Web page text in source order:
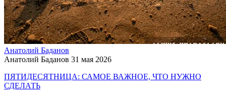
Анатолий Баданов
Анатолий Баданов 31 мая 2026
ПЯТИДЕСЯТНИЦА: САМОЕ ВАЖНОЕ, ЧТО НУЖНО
СДЕЛАТЬ